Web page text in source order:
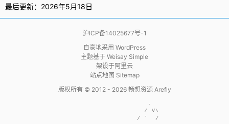
最后更新：2026年5月18日
沪ICP备14025677号-1
自豪地采用 WordPress
主题基于 Weisay Simple
架设于阿里云
站点地图 Sitemap
版权所有 © 2012 - 2026 畅想资源 Arefly
                     .
                    / V\
                  / `  /